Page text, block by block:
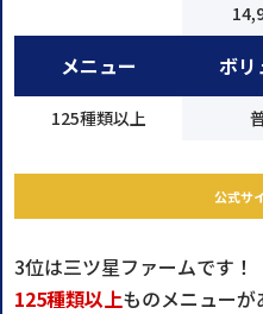
メニュー
125種類以上
ボリ
公式サ
3位は三ツ星ファームです！
125種類以上ものメニュー